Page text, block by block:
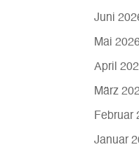
Juni
Mai
April
März
Februar
Januar